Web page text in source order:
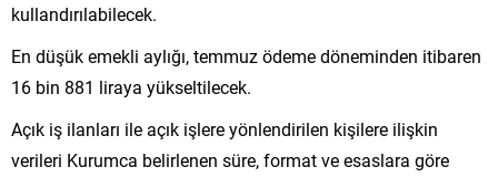
kullandırılabilecek.
En düşük emekli aylığı, temmuz ödeme döneminden itibaren
16 bin 881 liraya yükseltilecek.
Açık iş ilanları ile açık işlere yönlendirilen kişilere ilişkin
verileri Kurumca belirlenen süre, format ve esaslara göre